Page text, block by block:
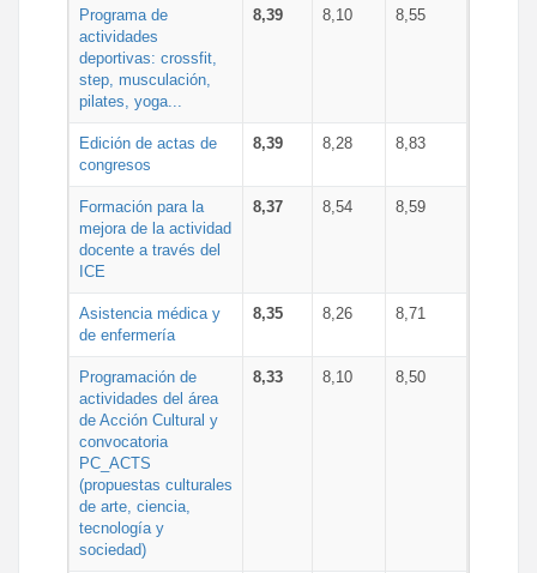
Programa de
actividades
deportivas: crossfit,
step, musculación,
pilates, yoga...
8,39 8,10 8,55
Edición de actas de
congresos
8,39 8,28 8,83
Formación para la
mejora de la actividad
docente a través del
ICE
8,37 8,54 8,59
Asistencia médica y
de enfermería
8,35 8,26 8,71
Programación de
actividades del área
de Acción Cultural y
convocatoria
PC_ACTS
(propuestas culturales
de arte, ciencia,
tecnología y
sociedad)
8,33 8,10 8,50